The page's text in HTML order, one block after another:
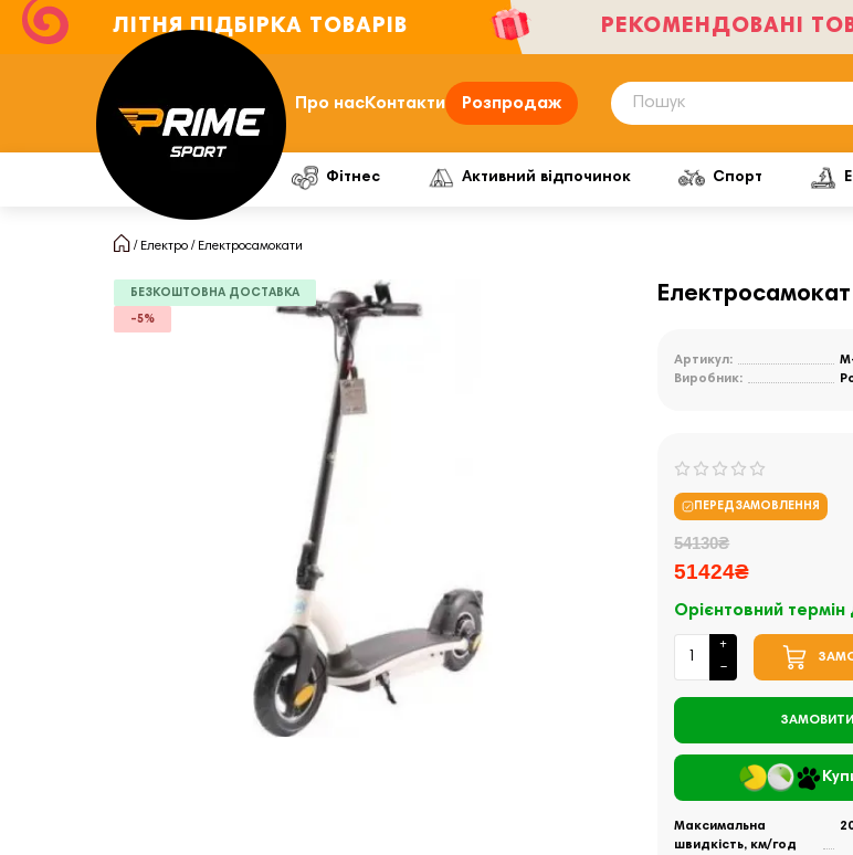
ЛІТНЯ ПІДБІРКА ТОВАРІВ РЕКОМЕНДОВАНІ
Про насКонтакти Розпродаж
Фітнес Активний відпочинок Спорт
Електро Електросамокати
БЕЗКОШТОВНА ДОСТАВКА
-5%
Артикул:
Виробник:
ПЕРЕДЗАМОВЛЕННЯ
54130₴
51424₴
Орієнтовний
ЗАМОВИТИ
Максимальна
швидкість, км/год